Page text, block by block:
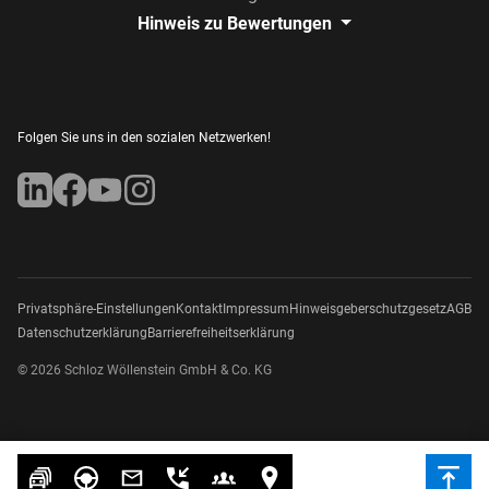
Hinweis zu Bewertungen
Folgen Sie uns in den sozialen Netzwerken!
Privatsphäre-Einstellungen Kontakt Impressum HinweisgeberschutzgesetzAGB
Datenschutzerklärung Barrierefreiheitserklärung
© 2026 Schloz Wöllenstein GmbH & Co. KG